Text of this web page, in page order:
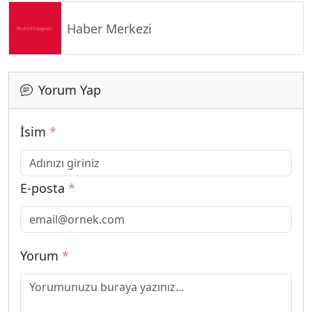
Haber Merkezi
Yorum Yap
İsim *
E-posta *
Yorum *